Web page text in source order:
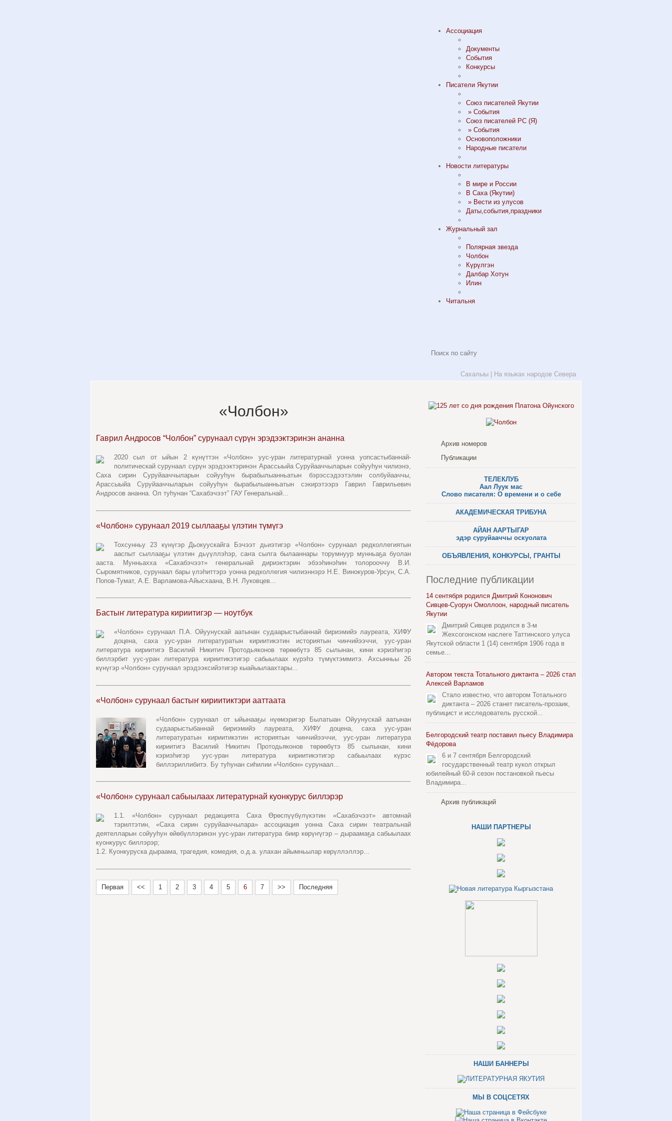
Ассоциация
Документы
События
Конкурсы
Писатели Якутии
Союз писателей Якутии
» События
Союз писателей РС (Я)
» События
Основоположники
Народные писатели
Новости литературы
В мире и России
В Саха (Якутии)
» Вести из улусов
Даты,события,праздники
Журнальный зал
Полярная звезда
Чолбон
Күрүлгэн
Далбар Хотун
Илин
Читальня
Сахалыы На языках народов Севера
«Чолбон»
Гаврил Андросов “Чолбон” сурунаал сүрүн эрэдээктэринэн ананна
2020 сыл от ыйын 2 күнүттэн «Чолбон» уус-уран литературнай уонна уопсастыбаннай-
политическай сурунаал сүрүн эрэдээктэринэн Арассыыйа Суруйааччыларын сойууһун чилиэнэ,
Саха сирин Суруйааччыларын сойууһун бырабылыанньатын бэрэссэдээтэлин солбуйааччы,
Арассыыйа Суруйааччыларын сойууһун бырабылыанньатын сэкирэтээрэ Гаврил Гаврильевич
Андросов ананна. Ол туһунан “Сахабэчээт” ГАУ Генеральнай...
«Чолбон» сурунаал 2019 сыллааҕы үлэтин түмүгэ
Тохсунньу 23 күнүгэр Дьокуускайга Бэчээт дьиэтигэр «Чолбон» сурунаал редколлегиятын
ааспыт сыллааҕы үлэтин дьүүллэһэр, саҥа сылга былааннары торумнуур мунньаҕа буолан
ааста. Мунньахха «Сахабэчээт» генеральнай дириэктэрин эбээһинэһин толорооччу В.И.
Сыромятников, сурунаал бары үлэһиттэрэ уонна редколлегия чилиэннэрэ Н.Е. Винокуров-Урсун, С.А.
Попов-Тумат, А.Е. Варламова-Айысхаана, В.Н. Луковцев...
Бастыҥ литература кириитигэр — ноутбук
«Чолбон» сурунаал П.А. Ойуунускай аатынан судаарыстыбаннай бириэмийэ лауреата, ХИФУ
доцена, саха уус-уран литературатын кириитикэтин историятын чинчийээччи, уус-уран
литература кириитигэ Василий Никитич Протодьяконов төрөөбүтэ 85 сылынан, кини кэриэһигэр
биллэрбит уус-уран литература кириитикэтигэр сабыылаах күрэһэ түмүктэммитэ. Ахсынньы 26
күнүгэр «Чолбон» сурунаал эрэдээксийэтигэр кыайыылаахтары...
«Чолбон» сурунаал бастыҥ кириитиктэри ааттаата
«Чолбон» сурунаал от ыйынааҕы нүөмэригэр Былатыан Ойуунускай аатынан
судаарыстыбаннай бириэмийэ лауреата, ХИФУ доцена, саха уус-уран
литературатын кириитикэтин историятын чинчийээччи, уус-уран литература
кириитигэ Василий Никитич Протодьяконов төрөөбүтэ 85 сылынан, кини
кэриэһигэр уус-уран литература кириитикэтигэр сабыылаах күрэс
биллэриллибитэ. Бу туһунан сиһилии «Чолбон» сурунаал...
«Чолбон» сурунаал сабыылаах литературнай куонкурус биллэрэр
1.1. «Чолбон» сурунаал редакцията Саха Өрөспүүбүлүкэтин «Сахабэчээт» автомнай
тэрилтэтин, «Саха сирин суруйааччылара» ассоциация уонна Саха сирин театральнай
деятелларын сойууһун өйөбүллэринэн уус-уран литература биир көрүҥүгэр – дыраамаҕа сабыылаах
куонкурус биллэрэр;
1.2. Куонкуруска дыраама, трагедия, комедия, о.д.а. улахан айымньылар көрүллэллэр...
Первая << 1 2 3 4 5 6 7 >> Последняя
Архив номеров
Публикации
ТЕЛЕКЛУБ
Аал Луук мас
Слово писателя: О времени и о себе
АКАДЕМИЧЕСКАЯ ТРИБУНА
АЙАН ААРТЫГАР
эдэр суруйааччы оскуолата
ОБЪЯВЛЕНИЯ, КОНКУРСЫ, ГРАНТЫ
Последние публикации
14 сентября родился Дмитрий Кононович
Сивцев-Суорун Омоллоон, народный писатель
Якутии
Дмитрий Сивцев родился в 3-м
Жехсогонском наслеге Таттинского улуса
Якутской области 1 (14) сентября 1906 года в
семье...
Автором текста Тотального диктанта – 2026 стал
Алексей Варламов
Стало известно, что автором Тотального
диктанта – 2026 станет писатель-прозаик,
публицист и исследователь русской...
Белгородский театр поставил пьесу Владимира
Фёдорова
6 и 7 сентября Белгородский
государственный театр кукол открыл
юбилейный 60-й сезон постановкой пьесы
Владимира...
Архив публикаций
НАШИ ПАРТНЕРЫ
НАШИ БАННЕРЫ
МЫ В СОЦСЕТЯХ